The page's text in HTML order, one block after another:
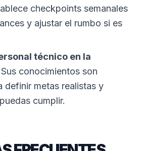
checkpoints semanales
y ajustar el rumbo si es
técnico en la
Sus conocimientos son
definir metas realistas y
cumplir.